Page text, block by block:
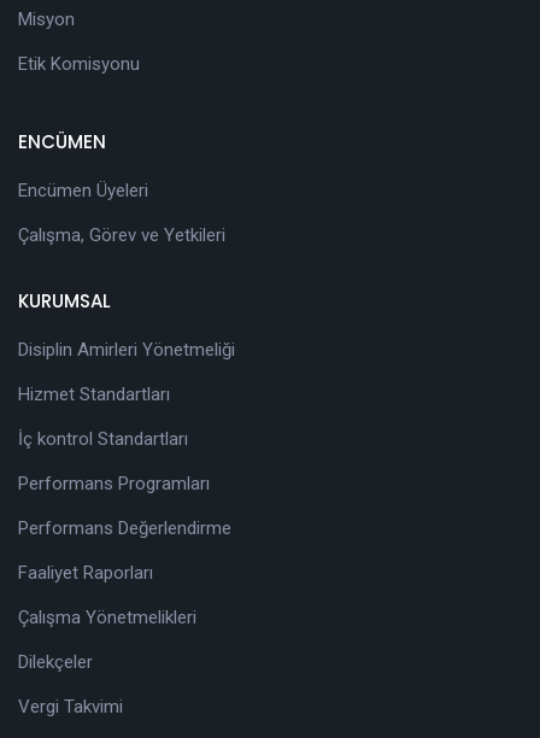
Misyon
Etik Komisyonu
ENCÜMEN
Encümen Üyeleri
Çalışma, Görev ve Yetkileri
KURUMSAL
Disiplin Amirleri Yönetmeliği
Hizmet Standartları
İç kontrol Standartları
Performans Programları
Performans Değerlendirme
Faaliyet Raporları
Çalışma Yönetmelikleri
Dilekçeler
Vergi Takvimi